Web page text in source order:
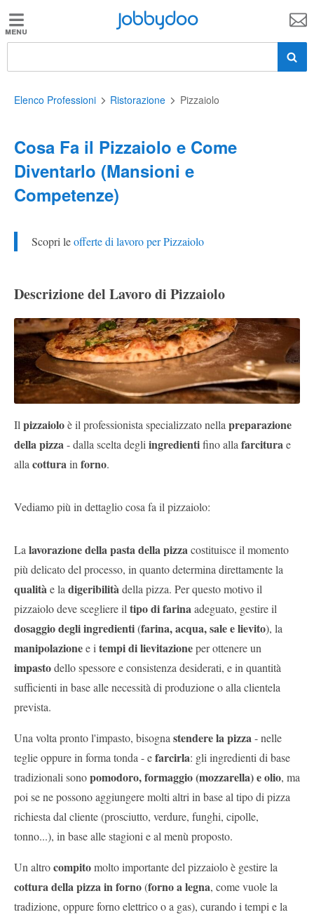
Jobbydoo
lavoro
Stipendi
Elenco
Pubblica
Offerte
Area
Aziende
Jobbydoo
Elenco Professioni Ristorazione Pizzaiolo
Cosa Fa il Pizzaiolo e Come
Diventarlo (Mansioni e
Competenze)
Scopri leofferte di lavoro per Pizzaiolo
Descrizione del Lavoro di Pizzaiolo
Ilpizzaioloè il professionista specializzato nellapreparazione
della pizza- dalla scelta degliingredientifino allafarciturae
allacotturainforno.
Vediamo più in dettaglio cosa fa il pizzaiolo:
Lalavorazione della pasta della pizzacostituisce il momento
più delicato del processo, in quanto determina direttamente la
qualitàe ladigeribilitàdella pizza. Per questo motivo il
pizzaiolo deve scegliere iltipo di farinaadeguato, gestire il
dosaggio degli ingredienti(farina, acqua, sale e lievito), la
manipolazionee itempi di lievitazioneper ottenere un
impastodello spessore e consistenza desiderati, e in quantità
sufficienti in base alle necessità di produzione o alla clientela
prevista.
Una volta pronto l'impasto, bisognastendere la pizza- nelle
teglie oppure in forma tonda - efarcirla: gli ingredienti di base
tradizionali sonopomodoro, formaggio (mozzarella) e olio, ma
poi se ne possono aggiungere molti altri in base al tipo di pizza
richiesta dal cliente (prosciutto, verdure, funghi, cipolle,
tonno...), in base alle stagioni e al menù proposto.
Un altrocompitomolto importante del pizzaiolo è gestire la
cottura della pizza in forno(forno a legna, come vuole la
tradizione, oppure forno elettrico o a gas), curando i tempi e la